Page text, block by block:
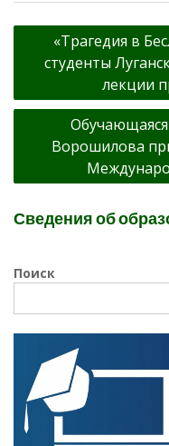
Навигация
«Трагедия в
студенты
лекции
Обучающаяся
Ворошилова
Сведения об
Поиск